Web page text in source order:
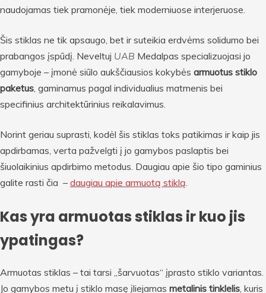
naudojamas tiek pramonėje, tiek moderniuose interjeruose.
Šis stiklas ne tik apsaugo, bet ir suteikia erdvėms solidumo bei
prabangos įspūdį. Neveltuj UAB Medalpas specializuojasi jo
gamyboje – įmonė siūlo aukščiausios kokybės armuotus stiklo
paketus , gaminamus pagal individualius matmenis bei
specifinius architektūrinius reikalavimus.
Norint geriau suprasti, kodėl šis stiklas toks patikimas ir kaip jis
apdirbamas, verta pažvelgti į jo gamybos paslaptis bei
šiuolaikinius apdirbimo metodus. Daugiau apie šio tipo gaminius
galite rasti čia – daugiau apie armuotą stiklą
Kas yra armuotas stiklas ir kuo jis
ypatingas?
Armuotas stiklas – tai tarsi „šarvuotas“ įprasto stiklo variantas.
Jo gamybos metu į stiklo masę įliejamas metalinis tinklelis , kuris